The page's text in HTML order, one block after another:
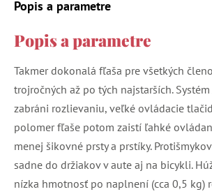
Popis a parametre
Popis a parametre
Takmer dokonalá fľaša pre všetkých
trojročných až po tých najstarších. Systém
zabráni rozlievaniu, veľké ovládacie
polomer fľaše potom zaistí ľahké
menej šikovné prsty a prstíky.
sadne do držiakov v aute aj na bicykli.
nízka hmotnosť po naplnení (cca 0,5 kg)